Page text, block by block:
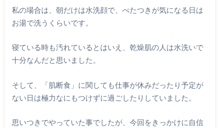
私の場合は、朝だけは水洗顔で、べたつきが気になる日は
お湯で洗うくらいです。
寝ている時も汚れているとはいえ、乾燥肌の人は水洗いで
十分なんだと思いました。
そして、「肌断食」に関しても仕事が休みだったり予定が
ない日は極力なにもつけずに過ごしたりしていました。
思いつきでやっていた事でしたが、今回をきっかけに自信